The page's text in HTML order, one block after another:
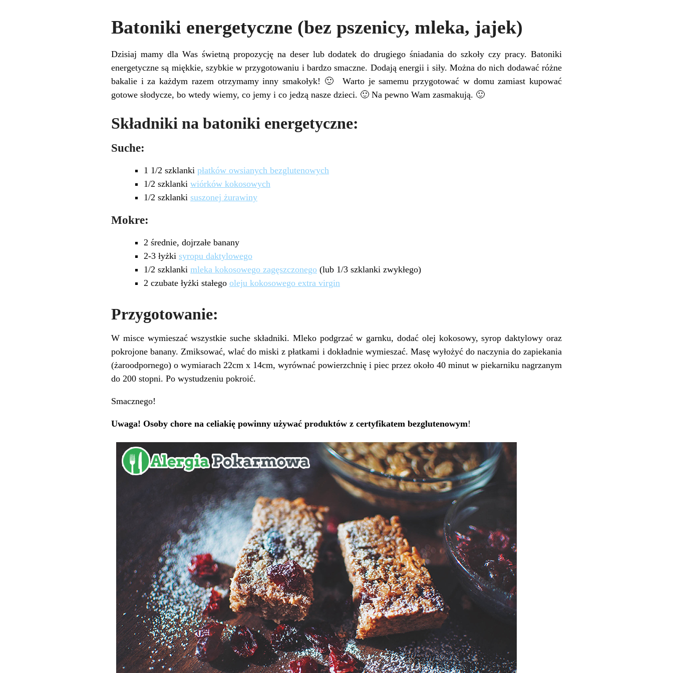
Batoniki energetyczne (bez pszenicy, mleka, jajek)
Dzisiaj mamy dla Was świetną propozycję na deser lub dodatek do drugiego śniadania do szkoły czy pracy. Batoniki
energetyczne są miękkie, szybkie w przygotowaniu i bardzo smaczne. Dodają energii i siły. Można do nich dodawać różne
bakalie i za każdym razem otrzymamy inny smakołyk! 🙂 Warto je samemu przygotować w domu zamiast kupować
gotowe słodycze, bo wtedy wiemy, co jemy i co jedzą nasze dzieci. 🙂 Na pewno Wam zasmakują. 🙂
Składniki na batoniki energetyczne:
Suche:
1 1/2 szklanki płatków owsianych bezglutenowych
1/2 szklanki wiórków kokosowych
1/2 szklanki suszonej żurawiny
Mokre:
2 średnie, dojrzałe banany
2-3 łyżki syropu daktylowego
1/2 szklanki mleka kokosowego zagęszczonego (lub 1/3 szklanki zwykłego)
2 czubate łyżki stałego oleju kokosowego extra virgin
Przygotowanie:
W misce wymieszać wszystkie suche składniki. Mleko podgrzać w garnku, dodać olej kokosowy, syrop daktylowy oraz
pokrojone banany. Zmiksować, wlać do miski z płatkami i dokładnie wymieszać. Masę wyłożyć do naczynia do zapiekania
(żaroodpornego) o wymiarach 22cm x 14cm, wyrównać powierzchnię i piec przez około 40 minut w piekarniku nagrzanym
do 200 stopni. Po wystudzeniu pokroić.
Smacznego!
Uwaga! Osoby chore na celiakię powinny używać produktów z certyfikatem bezglutenowym!